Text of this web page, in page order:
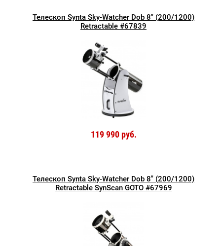
Телескоп Synta Sky-Watcher Dob 8" (200/1200)
Retractable #67839
119 990 руб.
Телескоп Synta Sky-Watcher Dob 8" (200/1200)
Retractable SynScan GOTO #67969